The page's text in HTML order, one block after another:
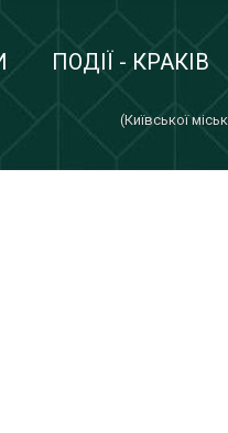
ПОДІЇ - КРАКІВ
(Київської